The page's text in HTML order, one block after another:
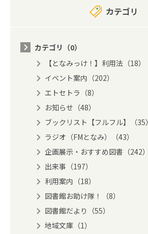
カテゴリ
カテゴリ（0）
【となみっけ！】利用法（18）
イベント案内（202）
エトセトラ（8）
お知らせ（48）
ブックリスト【フルフル】（35）
ラジオ（FMとなみ）（43）
企画展示・おすすめ図書（242）
出来事（197）
利用案内（18）
図書館お助け隊！（8）
図書館だより（55）
地域文庫（1）